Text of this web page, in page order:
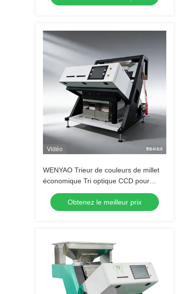
Vidéo
WENYAO Trieur de couleurs de millet
économique Tri optique CCD pour
l'élimination des grains moisis
Obtenez le meilleur prix